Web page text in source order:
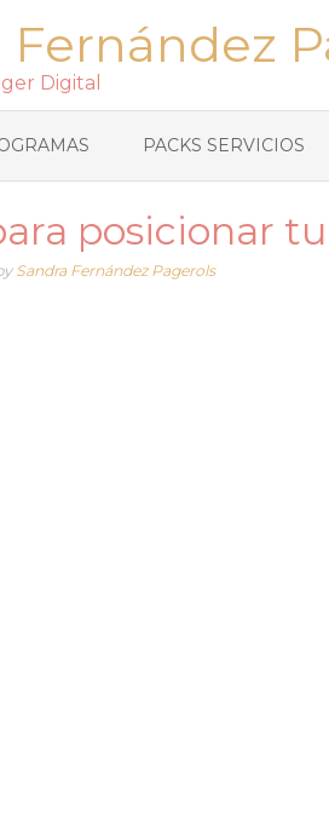
Fernández
Digital
PACKS SERVICIOS
posicionar
Sandra Fernández Pagerols